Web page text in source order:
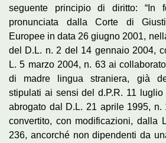
seguente principio di diritto: “In
pronunciata dalla Corte di
Europee in data 26 giugno 2001,
del D.L. n. 2 del 14 gennaio 2004,
L. 5 marzo 2004, n. 63 ai
di madre lingua straniera, già
stipulati ai sensi del d.P.R. 11
abrogato dal D.L. 21 aprile 1995, n.
convertito, con modificazioni, dalla
236, ancorché non dipendenti da